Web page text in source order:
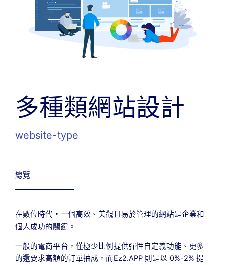
多種類網站設計
website-type
總覽
在數位時代，一個高效、美觀且易於管理的網站是企業和
個人成功的關鍵。
一般的電商平台，僅極少比例提供彈性自定義功能、更多
的還要求高額的訂單抽成，而Ez2.APP 則是以 0%-2% 提